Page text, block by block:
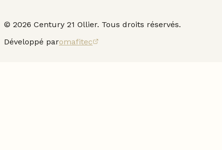
© 2026 Century 21 Ollier. Tous droits réservés.
Développé paromafitec